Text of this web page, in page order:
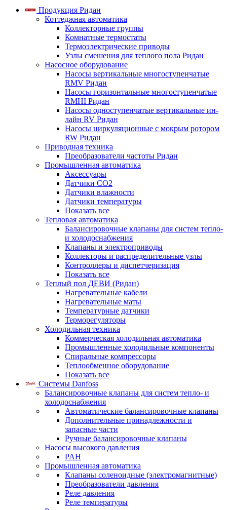
Продукция Ридан
Коттеджная автоматика
Коллекторные группы
Комнатные термостаты
Термоэлектрические приводы
Узлы смешения для теплого пола Ридан
Насосное оборудование
Насосы вертикальные многоступенчатые
RMV Ридан
Насосы горизонтальные многоступенчатые
RMHI Ридан
Насосы одноступенчатые вертикальные ин-
лайн RV Ридан
Насосы циркуляционные с мокрым ротором
RW Ридан
Приводная техника
Преобразователи частоты Ридан
Промышленная автоматика
Аксессуары
Датчики CO2
Датчики влажности
Датчики температуры
Показать все
Тепловая автоматика
Балансировочные клапаны для систем тепло-
и холодоснабжения
Клапаны и электроприводы
Коллекторы и распределительные узлы
Контроллеры и диспетчеризация
Показать все
Теплый пол ДЕВИ (Ридан)
Нагревательные кабели
Нагревательные маты
Температурные датчики
Терморегуляторы
Холодильная техника
Коммерческая холодильная автоматика
Промышленные холодильные компоненты
Спиральные компрессоры
Теплообменное оборудование
Показать все
Системы Danfoss
Балансировочные клапаны для систем тепло- и
холодоснабжения
Автоматические балансировочные клапаны
Дополнительные принадлежности и
запасные части
Ручные балансировочные клапаны
Насосы высокого давления
PAH
Промышленная автоматика
Клапаны соленоидные (электромагнитные)
Преобразователи давления
Реле давления
Реле температуры